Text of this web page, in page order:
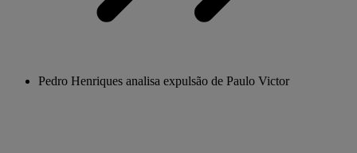
Pedro Henriques analisa expulsão de Paulo Victor